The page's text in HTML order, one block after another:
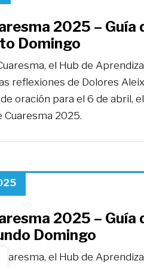
2025 – Guía
Domingo
el Hub de
reflexiones de Dolores
oración para el 6 de abril,
Cuaresma 2025.
2025 – Guía
Domingo
el Hub de